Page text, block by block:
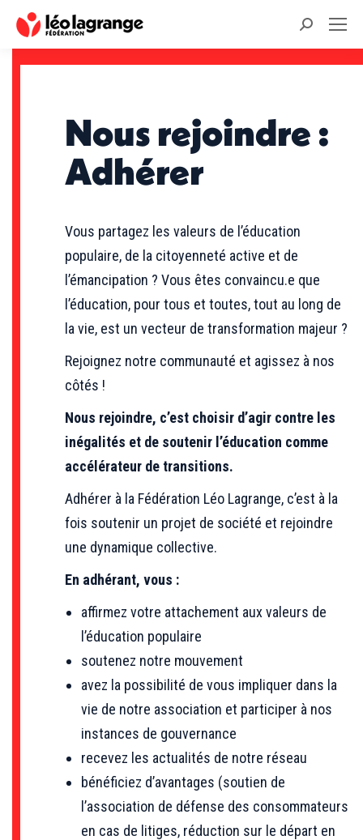
Recherche
:
Nous rejoindre :
Adhérer
Vous partagez les valeurs de l’éducation
populaire, de la citoyenneté active et de
l’émancipation ? Vous êtes convaincu.e que
l’éducation, pour tous et toutes, tout au long de
la vie, est un vecteur de transformation majeur ?
Rejoignez notre communauté et agissez à nos
côtés !
Nous rejoindre, c’est choisir d’agir contre les
inégalités et de soutenir l’éducation comme
accélérateur de transitions.
Adhérer à la Fédération Léo Lagrange, c’est à la
fois soutenir un projet de société et rejoindre
une dynamique collective.
En adhérant, vous :
affirmez votre attachement aux valeurs de
l’éducation populaire
soutenez notre mouvement
avez la possibilité de vous impliquer dans la
vie de notre association et participer à nos
instances de gouvernance
recevez les actualités de notre réseau
bénéficiez d’avantages (soutien de
l’association de défense des consommateurs
en cas de litiges, réduction sur le départ en